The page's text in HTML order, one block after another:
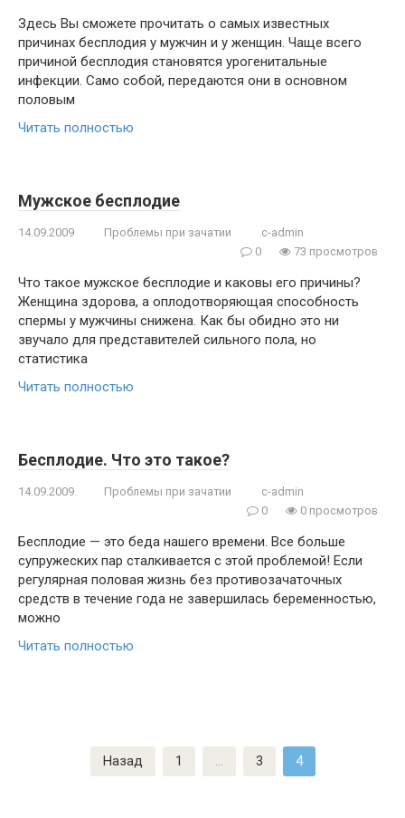
Здесь Вы сможете прочитать о самых известных
причинах бесплодия у мужчин и у женщин. Чаще всего
причиной бесплодия становятся урогенитальные
инфекции. Само собой, передаются они в основном
половым
Читать полностью
Мужское бесплодие
14.09.2009 Проблемы при зачатии
c-admin
0
73 просмотров
Что такое мужское бесплодие и каковы его причины?
Женщина здорова, а оплодотворяющая способность
спермы у мужчины снижена. Как бы обидно это ни
звучало для представителей сильного пола, но
статистика
Читать полностью
Бесплодие. Что это такое?
14.09.2009 Проблемы при зачатии
c-admin
0
0 просмотров
Бесплодие — это беда нашего времени. Все больше
супружеских пар сталкивается с этой проблемой! Если
регулярная половая жизнь без противозачаточных
средств в течение года не завершилась беременностью,
можно
Читать полностью
Назад 1 … 3 4